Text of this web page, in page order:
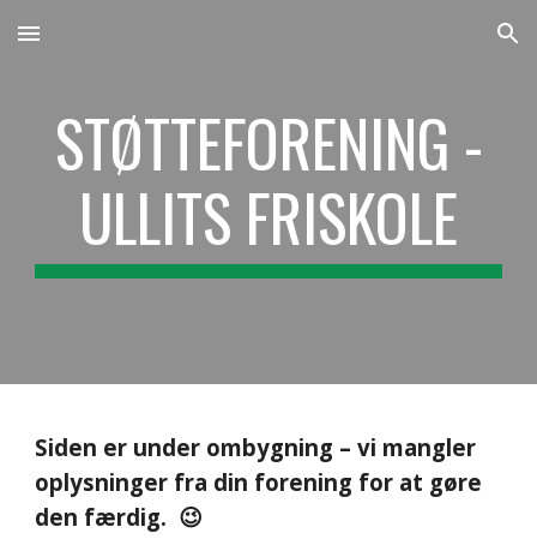
Skip to main content Skip to navigation
STØTTEFORENING -
ULLITS FRISKOLE
Siden er under ombygning – vi mangler
oplysninger fra din forening for at gøre
den færdig. 😉